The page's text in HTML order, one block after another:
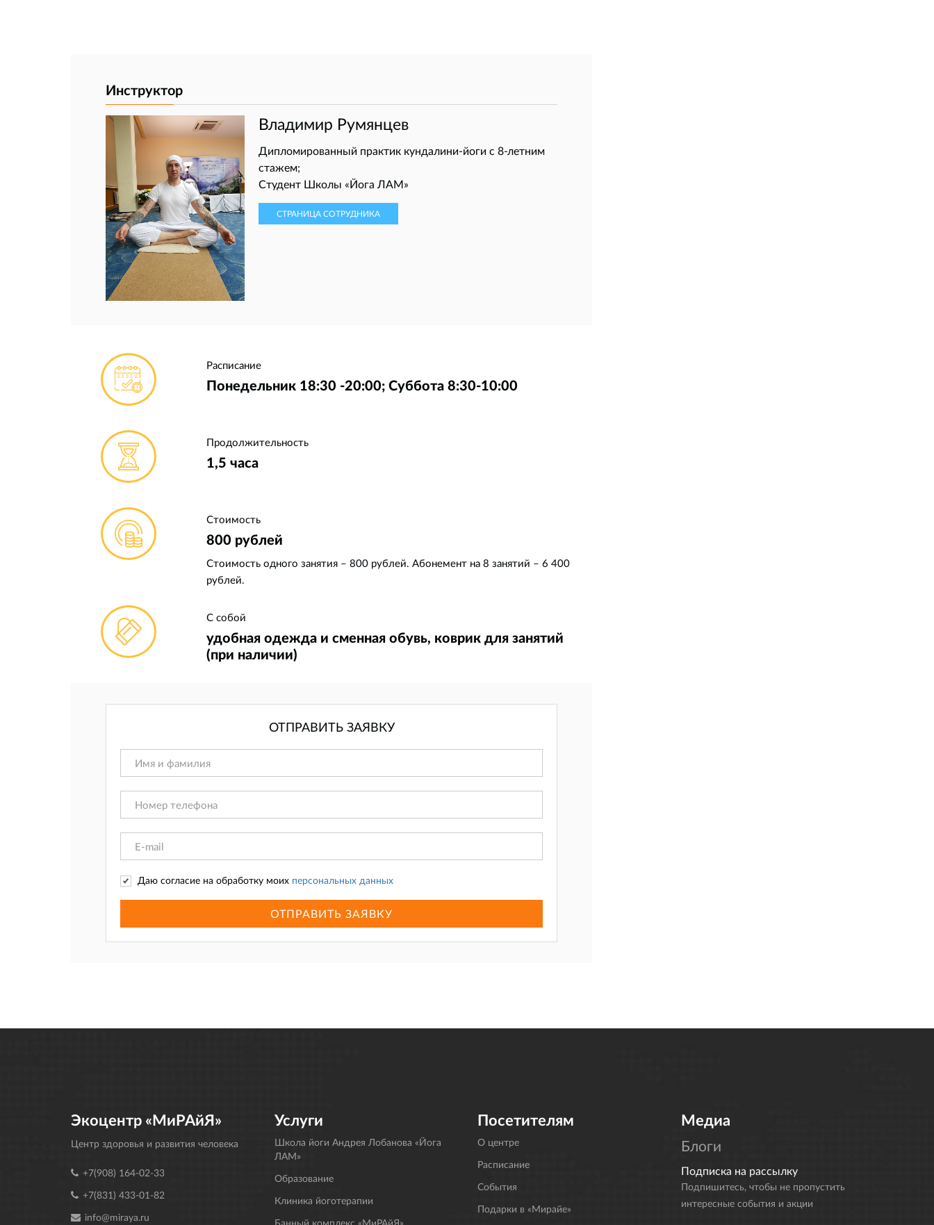
Инструктор
Владимир Румянцев
Дипломированный практик кундалини-йоги с 8-летним
стажем;
Студент Школы «Йога ЛАМ»
СТРАНИЦА СОТРУДНИКА
Расписание
Понедельник 18:30 -20:00; Суббота 8:30-10:00
Продолжительность
1,5 часа
Стоимость
800 рублей
Стоимость одного занятия – 800 рублей. Абонемент на 8 занятий – 6 400
рублей.
С собой
удобная одежда и сменная обувь, коврик для занятий
(при наличии)
ОТПРАВИТЬ ЗАЯВКУ
Даю согласие на обработку моих персональных данных
ОТПРАВИТЬ ЗАЯВКУ
Экоцентр «МиРАйЯ»
Центр здоровья и развития человека
+7(908) 164-02-33
+7(831) 433-01-82
info@miraya.ru
Услуги
Школа йоги Андрея Лобанова «Йога
ЛАМ»
Образование
Клиника йоготерапии
Банный комплекс «МиРАйЯ»
Посетителям
О центре
Расписание
События
Подарки в «Мирайе»
Медиа
Блоги
Подписка на рассылку
Подпишитесь, чтобы не пропустить
интересные события и акции